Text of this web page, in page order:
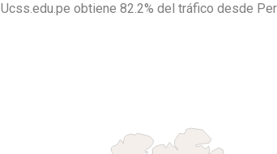
Ucss.edu.pe obtiene 82.2% del tráfico desde